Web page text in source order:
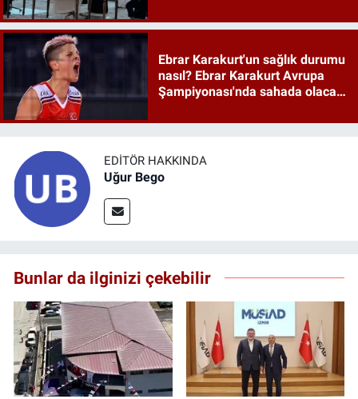
Ebrar Karakurt'un sağlık durumu
nasıl? Ebrar Karakurt Avrupa
Şampiyonası'nda sahada olacak
EDITÖR HAKKINDA
Uğur Bego
Bunlar da ilginizi çekebilir